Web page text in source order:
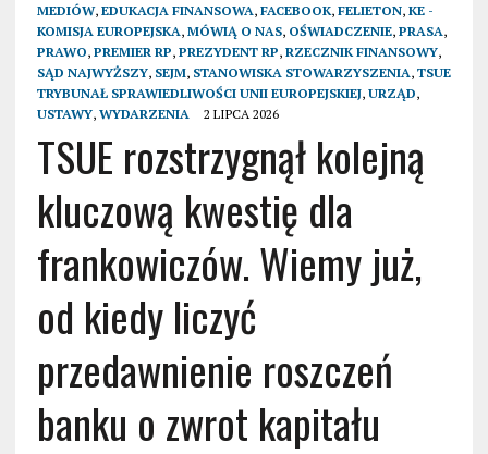
MEDIÓW, EDUKACJA FINANSOWA, FACEBOOK, FELIETON, KE -
KOMISJA EUROPEJSKA, MÓWIĄ O NAS, OŚWIADCZENIE, PRASA,
PRAWO, PREMIER RP, PREZYDENT RP, RZECZNIK FINANSOWY,
SĄD NAJWYŻSZY, SEJM, STANOWISKA STOWARZYSZENIA, TSUE
TRYBUNAŁ SPRAWIEDLIWOŚCI UNII EUROPEJSKIEJ, URZĄD,
USTAWY, WYDARZENIA 2 LIPCA 2026
TSUE rozstrzygnął kolejną
kluczową kwestię dla
frankowiczów. Wiemy już,
od kiedy liczyć
przedawnienie roszczeń
banku o zwrot kapitału